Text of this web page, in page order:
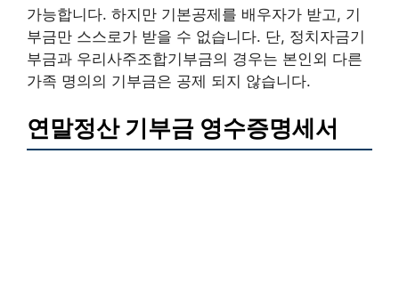
가능합니다. 하지만 기본공제를 배우자가 받고, 기
부금만 스스로가 받을 수 없습니다. 단, 정치자금기
부금과 우리사주조합기부금의 경우는 본인외 다른
가족 명의의 기부금은 공제 되지 않습니다.
연말정산 기부금 영수증명세서